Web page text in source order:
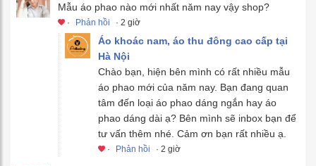
Mẫu áo phao nào mới nhất năm nay vậy shop?
· Phản hồi · 2 giờ
Áo khoác nam, áo thu đông cao cấp tại
Hà Nội
Chào bạn, hiện bên mình có rất nhiều mẫu
áo phao mới của năm nay. Bạn đang quan
tâm đến loại áo phao dáng ngắn hay áo
phao dáng dài ạ? Bên mình sẽ inbox bạn để
tư vấn thêm nhé. Cảm ơn bạn rất nhiều ạ.
· Phản hồi · 2 giờ